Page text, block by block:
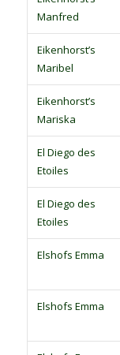
Manfred
Eikenhorst’s
Maribel
Eikenhorst’s
Mariska
El Diego des
Etoiles
El Diego des
Etoiles
Elshofs Emma
Elshofs Emma